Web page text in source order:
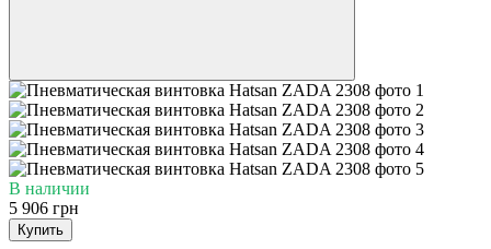
В наличии
5 906 грн
Купить